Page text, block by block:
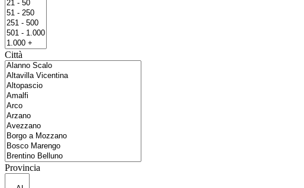
Città
Provincia